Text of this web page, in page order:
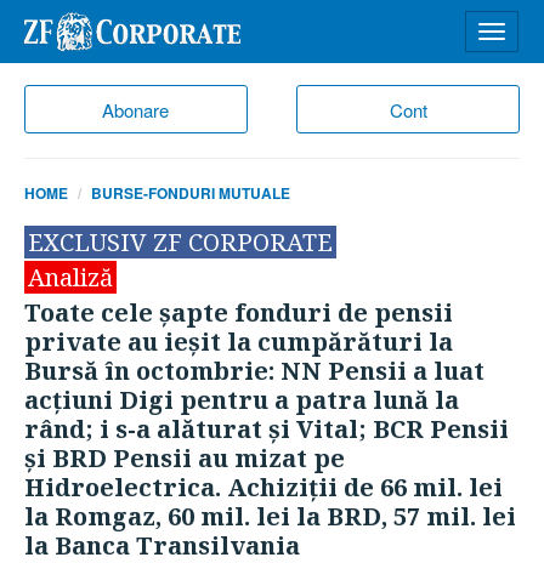
Abonare Cont
meniu
HOME BURSE-FONDURI MUTUALE
EXCLUSIV ZF CORPORATE
Analiză
Toate cele şapte fonduri de pensii
private au ieşit la cumpărături la
Bursă în octombrie: NN Pensii a luat
acţiuni Digi pentru a patra lună la
rând; i s-a alăturat şi Vital; BCR Pensii
şi BRD Pensii au mizat pe
Hidroelectrica. Achiziţii de 66 mil. lei
la Romgaz, 60 mil. lei la BRD, 57 mil. lei
la Banca Transilvania